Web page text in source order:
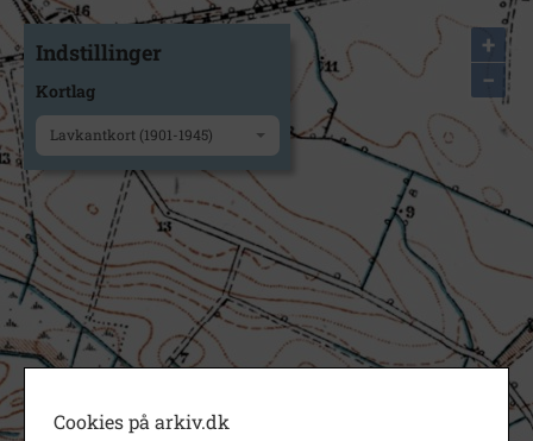
+
−
Indstillinger
Kortlag
Lavkantkort (1901-1945)
Cookies på arkiv.dk